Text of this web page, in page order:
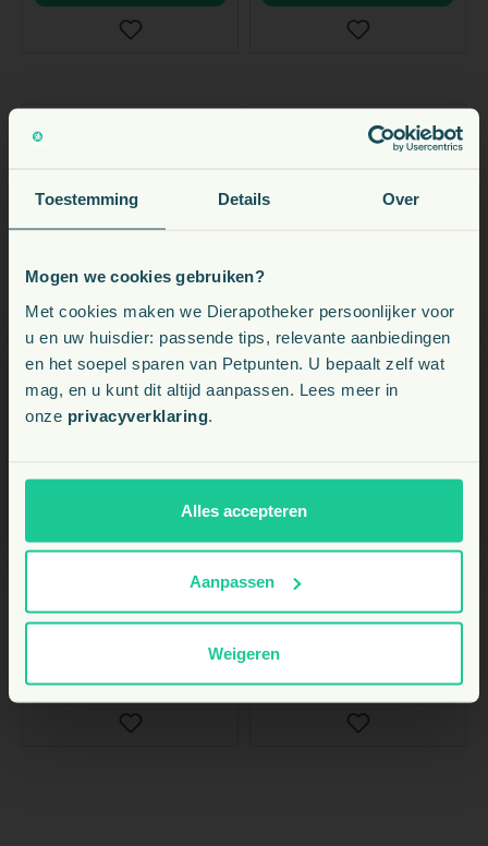
Toestemming Details Over
Mogen we cookies gebruiken?
Met cookies maken we Dierapotheker persoonlijker voor
u en uw huisdier: passende tips, relevante aanbiedingen
en het soepel sparen van Petpunten. U bepaalt zelf wat
mag, en u kunt dit altijd aanpassen. Lees meer in
onze privacyverklaring
Alles accepteren
Aanpassen
Weigeren
5% Nieuwvoordeel
Milprazon Chew
vanaf
P
+6gratis Petpunten
leverdatum: 08-08-2026
5% Nieuwvoordeel
MILBACTOR
vanaf
€13,
P
+4gratis Petpunten
Verwachte
leverdatum: 08-08-2026
Kies uw land:
BE